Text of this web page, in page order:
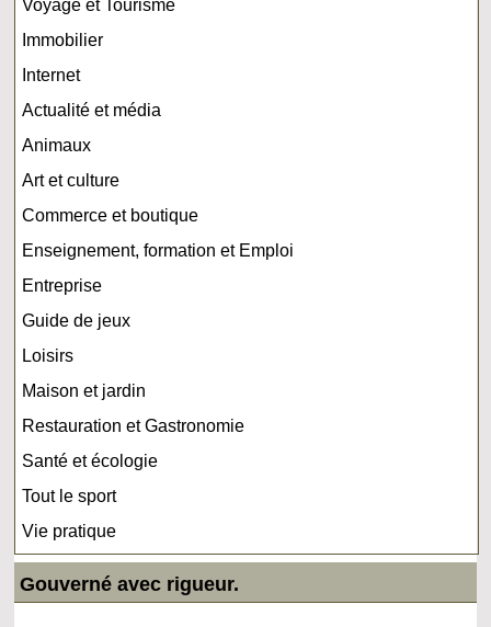
Voyage et Tourisme
Immobilier
Internet
Actualité et média
Animaux
Art et culture
Commerce et boutique
Enseignement, formation et Emploi
Entreprise
Guide de jeux
Loisirs
Maison et jardin
Restauration et Gastronomie
Santé et écologie
Tout le sport
Vie pratique
Gouverné avec rigueur.